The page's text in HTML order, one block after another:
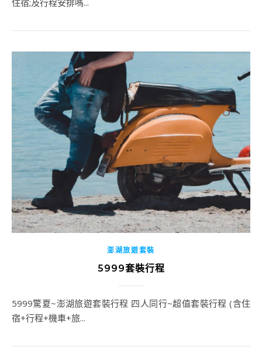
住宿;及行程安排嗎...
澎湖旅遊套裝
5999套裝行程
5999驚夏~澎湖旅遊套裝行程 四人同行~超值套裝行程 (含住
宿+行程+機車+旅...